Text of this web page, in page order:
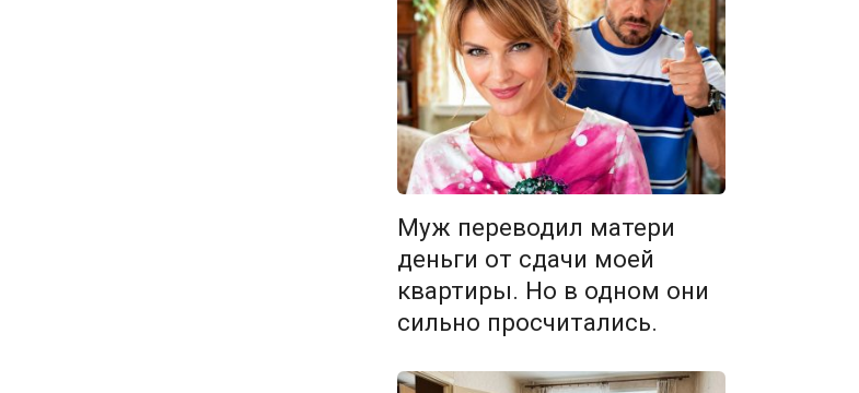
Муж переводил матери
деньги от сдачи моей
квартиры. Но в одном они
сильно просчитались.